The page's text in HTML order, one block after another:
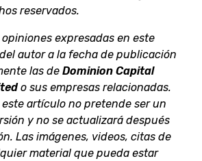
reservados.
opiniones expresadas en este
autor a la fecha de publicación
las de Dominion Capital
o sus empresas relacionadas.
artículo no pretende ser un
y no se actualizará después
Las imágenes, videos, citas de
material que pueda estar